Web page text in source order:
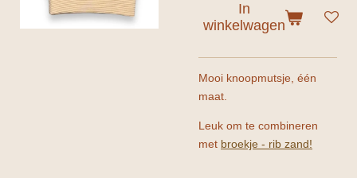
In
winkelwagen
Mooi knoopmutsje, één
maat.
Leuk om te combineren
met broekje - rib zand!